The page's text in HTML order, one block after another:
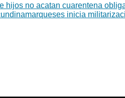
hijos no acatan cuarentena
inicia